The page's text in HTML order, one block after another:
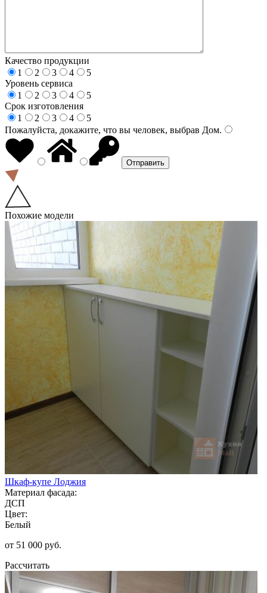
Качество продукции
1
2 3 4
5
Уровень сервиса
1
2 3 4
5
Срок изготовления
1
2 3 4
5
Пожалуйста, докажите, что вы человек, выбрав Дом.
Похожие модели
Шкаф-купе Лоджия
Материал фасада:
ДСП
Цвет:
Белый
от 51 000 руб.
Рассчитать